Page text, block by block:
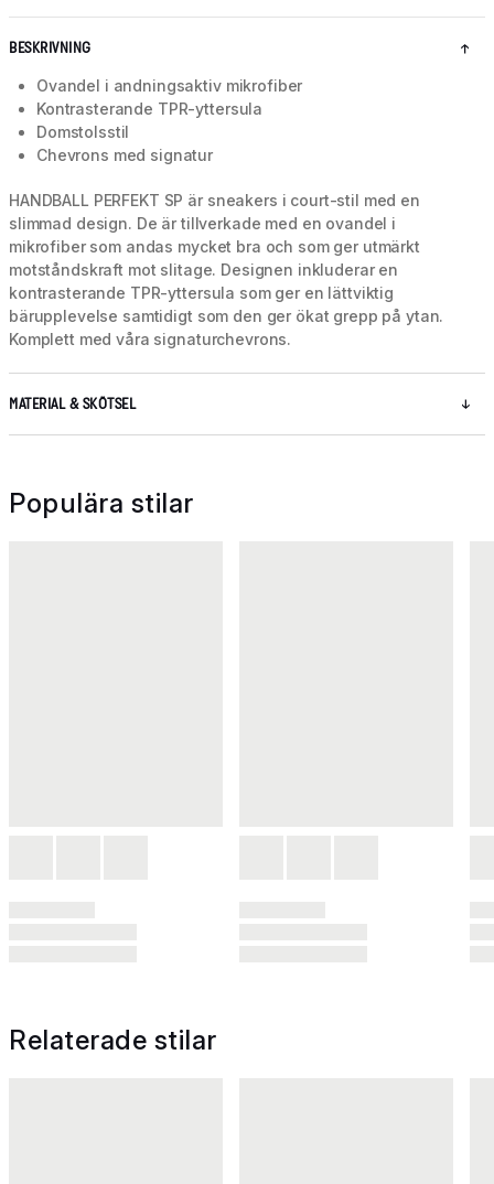
BESKRIVNING
Ovandel i andningsaktiv mikrofiber
Kontrasterande TPR-yttersula
Domstolsstil
Chevrons med signatur
HANDBALL PERFEKT SP är sneakers i court-stil med en
slimmad design. De är tillverkade med en ovandel i
mikrofiber som andas mycket bra och som ger utmärkt
motståndskraft mot slitage. Designen inkluderar en
kontrasterande TPR-yttersula som ger en lättviktig
bärupplevelse samtidigt som den ger ökat grepp på ytan.
Komplett med våra signaturchevrons.
MATERIAL & SKÖTSEL
Populära stilar
Relaterade stilar